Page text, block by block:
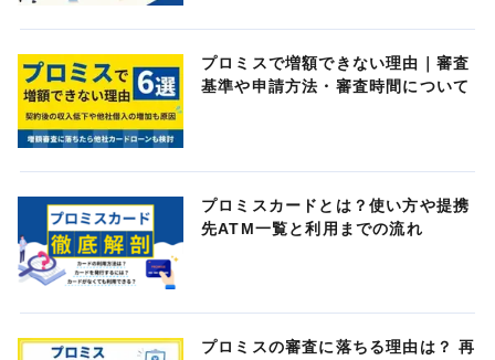
プロミスで増額できない理由｜審査
基準や申請方法・審査時間について
プロミスカードとは？使い方や提携
先ATM一覧と利用までの流れ
プロミスの審査に落ちる理由は？ 再